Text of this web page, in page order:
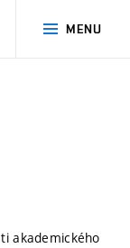
MENU
akademického